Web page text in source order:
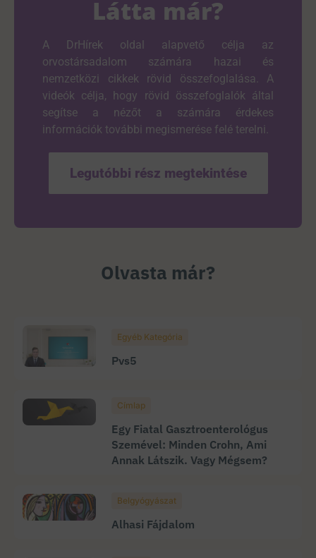
Látta már?
A DrHírek oldal alapvető célja az
orvostársadalom számára hazai és
nemzetközi cikkek rövid összefoglalása. A
videók célja, hogy rövid összefoglalók által
segítse a nézőt a számára érdekes
információk további megismerése felé terelni.
Legutóbbi rész megtekintése
Olvasta már?
Egyéb Kategória
Pvs5
Címlap
Egy Fiatal Gasztroenterológus
Szemével: Minden Crohn, Ami
Annak Látszik. Vagy Mégsem?
Belgyógyászat
Alhasi Fájdalom